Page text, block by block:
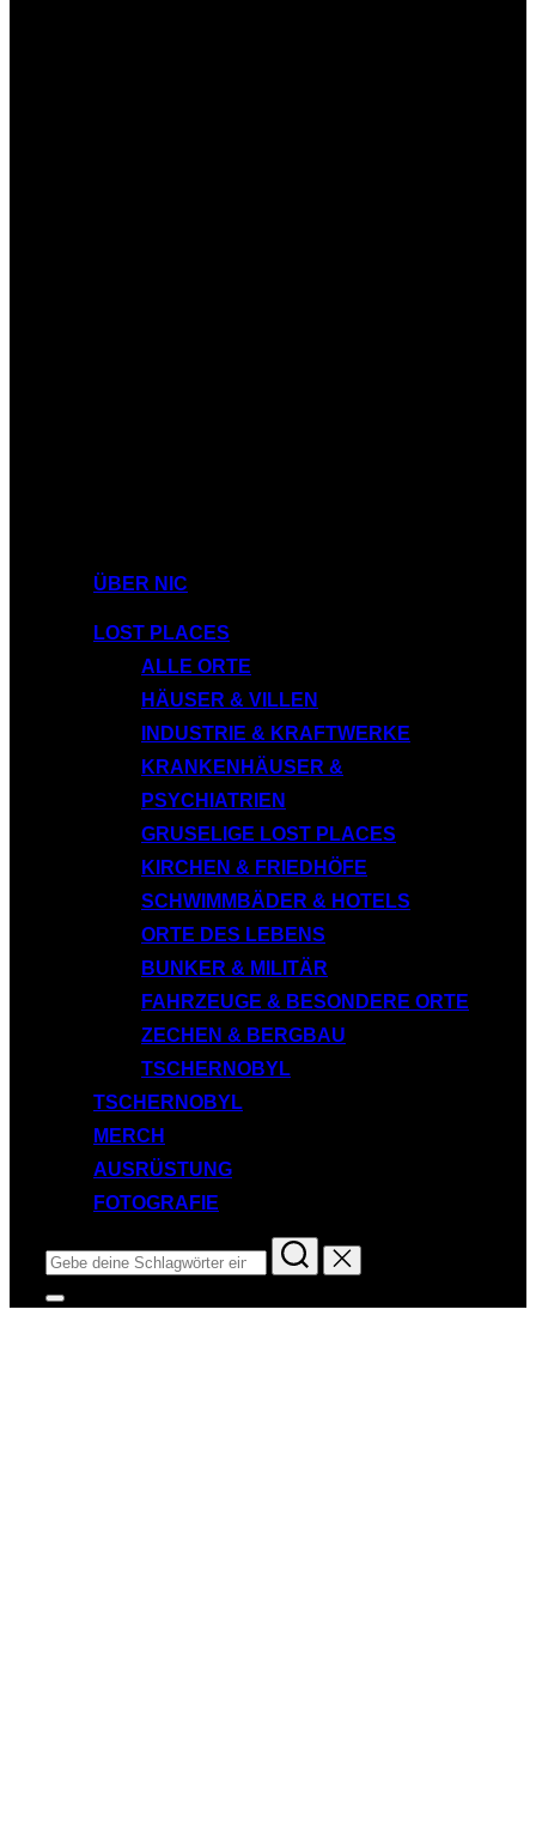
ÜBER NIC
LOST PLACES
ALLE ORTE
HÄUSER & VILLEN
INDUSTRIE & KRAFTWERKE
KRANKENHÄUSER &
PSYCHIATRIEN
GRUSELIGE LOST PLACES
KIRCHEN & FRIEDHÖFE
SCHWIMMBÄDER & HOTELS
ORTE DES LEBENS
BUNKER & MILITÄR
FAHRZEUGE & BESONDERE ORTE
ZECHEN & BERGBAU
TSCHERNOBYL
TSCHERNOBYL
MERCH
AUSRÜSTUNG
FOTOGRAFIE
Suchen
nach:
Seitenleiste